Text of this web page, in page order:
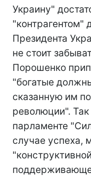
Украину"
"контрагентом"
Президента
не стоит
Порошенко
"богатые
сказанную им
революции".
парламенте
случае успеха,